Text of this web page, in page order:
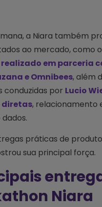
a Niara também
ao mercado, como o
realizado em parceria
e Omnibees, além
conduzidas por Lucio
diretas, relacionamento
práticas de
sua principal força.
Niara